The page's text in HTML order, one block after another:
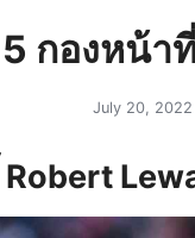
กองหน้า
July 20, 2022
Robert